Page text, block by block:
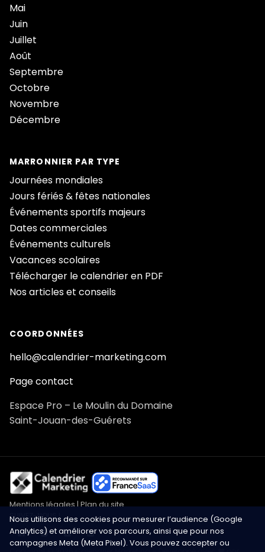
Nous utilisons des cookies pour mesurer l’audience (Google
Analytics) et améliorer vos parcours, ainsi que pour nos
campagnes Meta (Meta Pixel). Vous pouvez accepter ou
Mai
Juin
Juillet
Août
Septembre
Octobre
Novembre
Décembre
MARRONNIER PAR TYPE
Journées mondiales
Jours fériés & fêtes nationales
Événements sportifs majeurs
Dates commerciales
Événements culturels
Vacances scolaires
Télécharger le calendrier en PDF
Nos articles et conseils
COORDONNÉES
hello@calendrier-marketing.com
Page contact
Espace Pro – Le Moulin du Domaine
Saint-Jouan-des-Guérets
Mentions légales|Plan du site
SUIVEZ-NOUS !